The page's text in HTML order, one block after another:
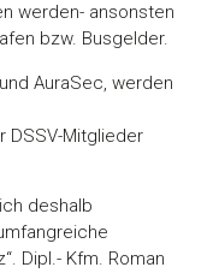
werden- ansonsten
bzw. Busgelder.
AuraSec, werden
DSSV-Mitglieder
deshalb
Dipl.- Kfm. Roman